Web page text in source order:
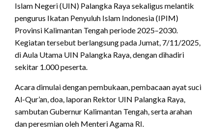
Islam Negeri (UIN) Palangka Raya sekaligus melantik
pengurus Ikatan Penyuluh Islam Indonesia (IPIM)
Provinsi Kalimantan Tengah periode 2025–2030.
Kegiatan tersebut berlangsung pada Jumat, 7/11/2025,
di Aula Utama UIN Palangka Raya, dengan dihadiri
sekitar 1.000 peserta.
Acara dimulai dengan pembukaan, pembacaan ayat suci
Al-Qur’an, doa, laporan Rektor UIN Palangka Raya,
sambutan Gubernur Kalimantan Tengah, serta arahan
dan peresmian oleh Menteri Agama RI.